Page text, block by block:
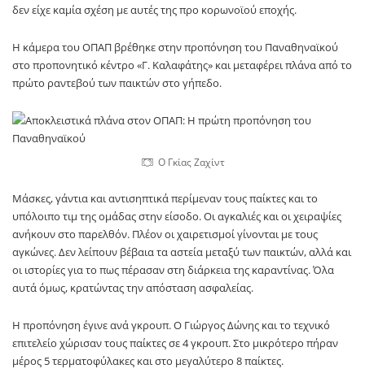
δεν είχε καμία σχέση με αυτές της προ κορωνοϊού εποχής.
Η κάμερα του ΟΠΑΠ βρέθηκε στην προπόνηση του Παναθηναϊκού
στο προπονητικό κέντρο «Γ. Καλαφάτης» και μεταφέρει πλάνα από το
πρώτο ραντεβού των παικτών στο γήπεδο.
Ο Γκίας Ζαχίντ
Μάσκες, γάντια και αντισηπτικά περίμεναν τους παίκτες και το
υπόλοιπο τιμ της ομάδας στην είσοδο. Οι αγκαλιές και οι χειραψίες
ανήκουν στο παρελθόν. Πλέον οι χαιρετισμοί γίνονται με τους
αγκώνες. Δεν λείπουν βέβαια τα αστεία μεταξύ των παικτών, αλλά και
οι ιστορίες για το πως πέρασαν στη διάρκεια της καραντίνας. Όλα
αυτά όμως, κρατώντας την απόσταση ασφαλείας.
Η προπόνηση έγινε ανά γκρουπ. Ο Γιώργος Δώνης και το τεχνικό
επιτελείο χώρισαν τους παίκτες σε 4 γκρουπ. Στο μικρότερο πήραν
μέρος 5 τερματοφύλακες και στο μεγαλύτερο 8 παίκτες.